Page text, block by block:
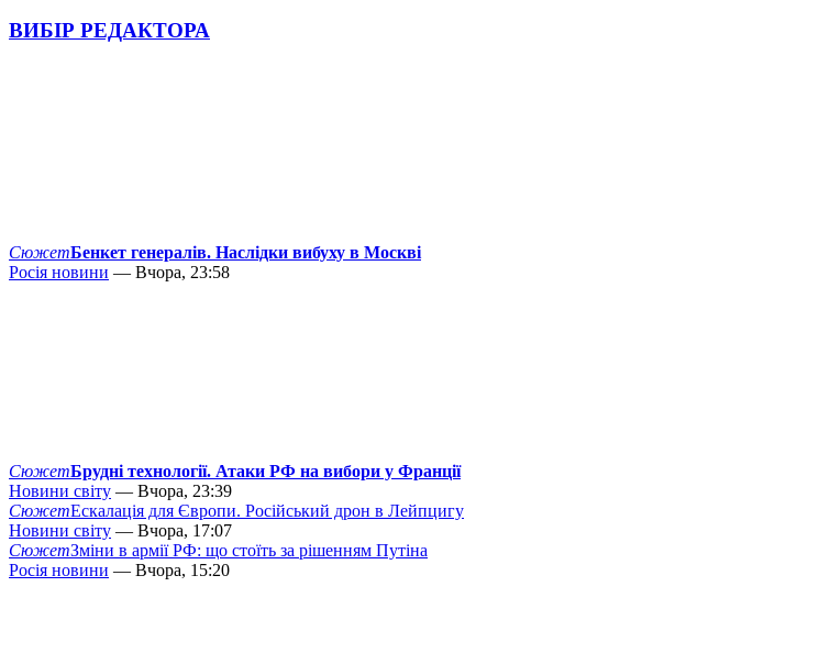
ВИБІР РЕДАКТОРА
СюжетБенкет генералів. Наслідки вибуху в Москві
Росія новини — Вчора, 23:58
СюжетБрудні технології. Атаки РФ на вибори у Франції
Новини світу — Вчора, 23:39
СюжетЕскалація для Європи. Російський дрон в Лейпцигу
Новини світу — Вчора, 17:07
СюжетЗміни в армії РФ: що стоїть за рішенням Путіна
Росія новини — Вчора, 15:20